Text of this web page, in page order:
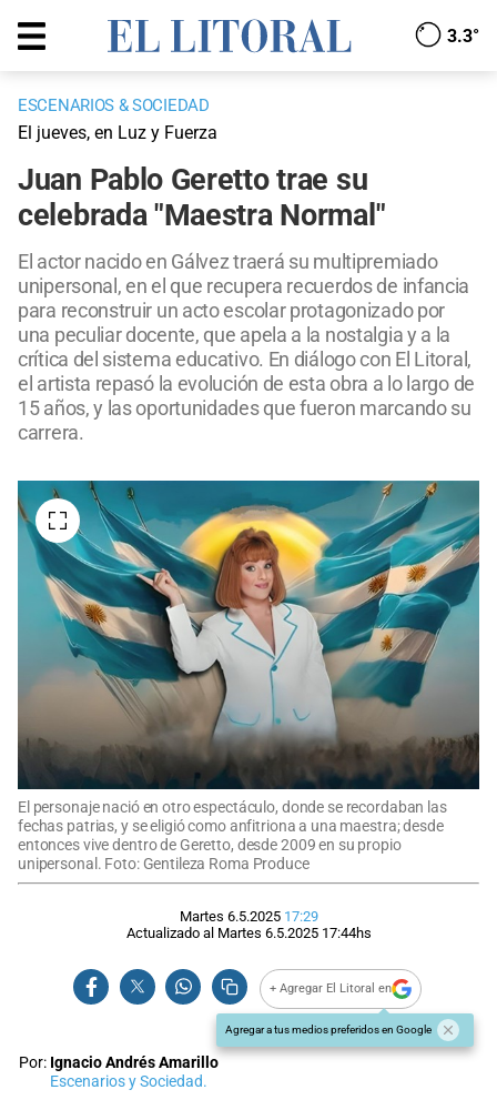
3.3°
ESCENARIOS & SOCIEDAD
El jueves, en Luz y Fuerza
Juan Pablo Geretto trae su
celebrada "Maestra Normal"
El actor nacido en Gálvez traerá su multipremiado
unipersonal, en el que recupera recuerdos de infancia
para reconstruir un acto escolar protagonizado por
una peculiar docente, que apela a la nostalgia y a la
crítica del sistema educativo. En diálogo con El Litoral,
el artista repasó la evolución de esta obra a lo largo de
15 años, y las oportunidades que fueron marcando su
carrera.
El personaje nació en otro espectáculo, donde se recordaban las
fechas patrias, y se eligió como anfitriona a una maestra; desde
entonces vive dentro de Geretto, desde 2009 en su propio
unipersonal. Foto: Gentileza Roma Produce
Martes 6.5.2025 17:29
Actualizado al Martes 6.5.2025 17:44hs
+ Agregar El Litoral en
Agregar a tus medios preferidos en Google
Por: Ignacio Andrés Amarillo
Escenarios y Sociedad.